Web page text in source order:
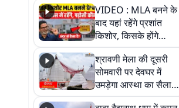
VIDEO : MLA बनने के
बाद यहां रहेंगे प्रशांत
किशोर, किसके होंगे
पड़ोसी? वीडियो में देखिए
कैसा है पीके का नया
ठिकाना
श्रावणी मेला की दूसरी
सोमवारी पर देवघर में
उमड़ेगा आस्था का सैलाब,
तीन लाख से अधिक